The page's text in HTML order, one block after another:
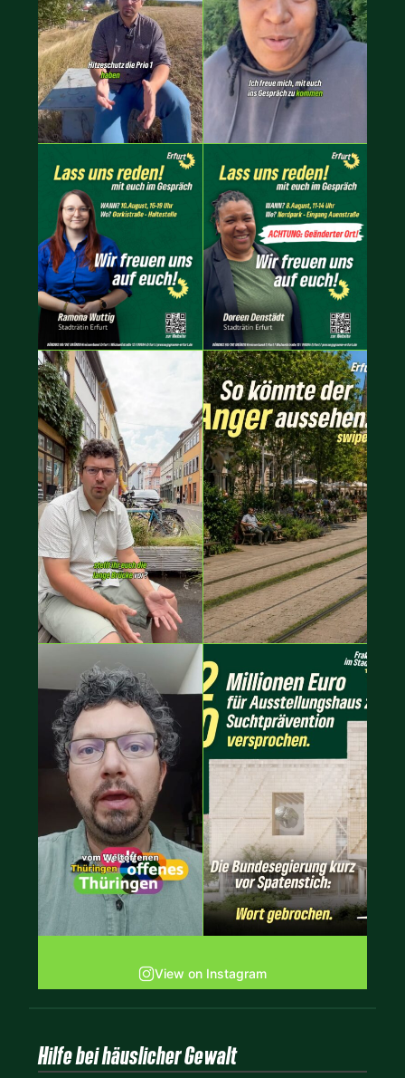
View on Instagram
Hilfe bei häuslicher Gewalt